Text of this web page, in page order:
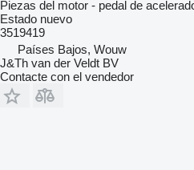
Piezas del motor - pedal de
Estado nuevo
3519419
Países Bajos, Wouw
J&Th van der Veldt BV
Contacte con el vendedor